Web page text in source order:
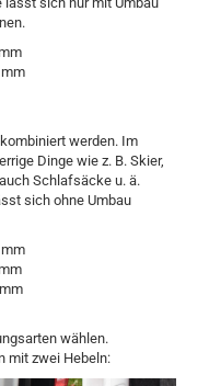
werden. Im
Dinge wie z. B. Skier,
Schlafsäcke u. ä.
sich ohne Umbau
wählen.
mit zwei Hebeln: